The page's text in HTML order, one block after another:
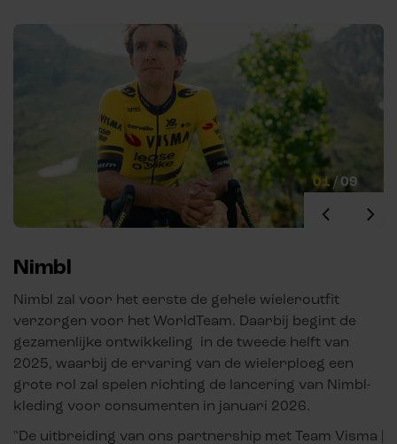
01/09
Nimbl
Nimbl zal voor het eerste de gehele wieleroutfit
verzorgen voor het WorldTeam. Daarbij begint de
gezamenlijke ontwikkeling in de tweede helft van
2025, waarbij de ervaring van de wielerploeg een
grote rol zal spelen richting de lancering van Nimbl-
kleding voor consumenten in januari 2026.
"De uitbreiding van ons partnership met Team Visma |